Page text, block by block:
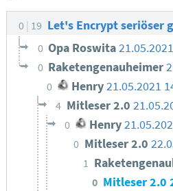
0 19 Let's Encrypt seriöser
0 Opa Roswita
0 Raketengenauheimer
0 Henry 21.05.2021
4 Mitleser 2.0
0 Henry
0 Mitleser 2.0
1
0 Mitleser 2.0